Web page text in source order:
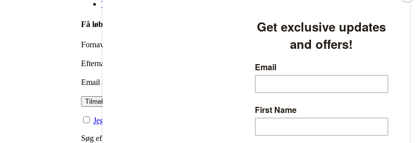
Til dig der godt vil igang med at løbe – Sådan bliver du klar til at løbe 5 km på bare 8 uger
Få løbenyheder i din mailbox
Fornavn
Efternavn
Email adresse:
Jeg har læst og accepteret privatlivspolitikken
Søg efter: